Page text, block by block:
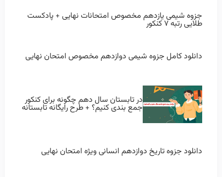
جزوه شیمی یازدهم مخصوص امتحانات نهایی + پادکست
طلایی رتبه ۷ کنکور
دانلود کامل جزوه شیمی دوازدهم مخصوص امتحان نهایی
در تابستان سال دهم چگونه برای کنکور
جمع بندی کنیم؟ + طرح رایگانه تابستانه
دانلود جزوه تاریخ دوازدهم انسانی ویژه امتحان نهایی